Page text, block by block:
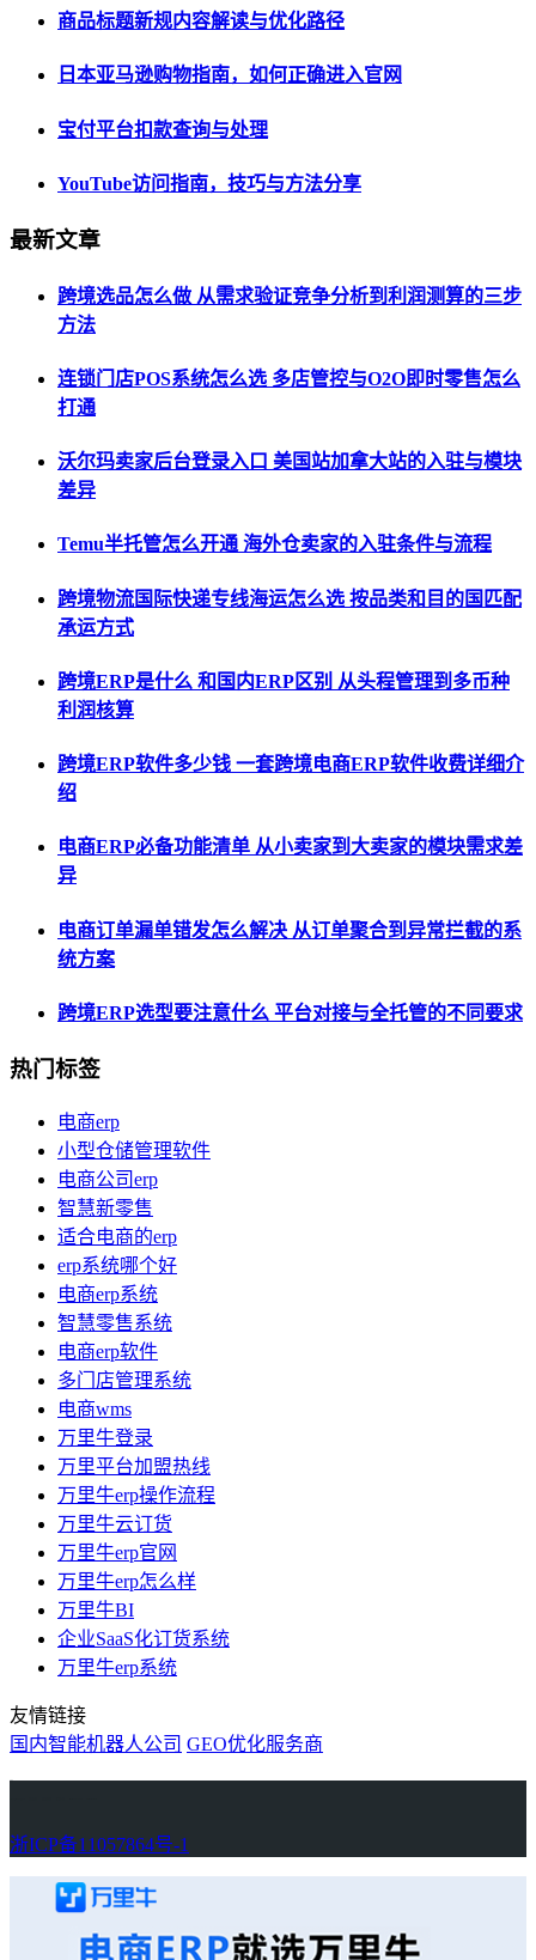
商品标题新规内容解读与优化路径
日本亚马逊购物指南，如何正确进入官网
宝付平台扣款查询与处理
YouTube访问指南，技巧与方法分享
最新文章
跨境选品怎么做 从需求验证竞争分析到利润测算的三步
方法
连锁门店POS系统怎么选 多店管控与O2O即时零售怎么
打通
沃尔玛卖家后台登录入口 美国站加拿大站的入驻与模块
差异
Temu半托管怎么开通 海外仓卖家的入驻条件与流程
跨境物流国际快递专线海运怎么选 按品类和目的国匹配
承运方式
跨境ERP是什么 和国内ERP区别 从头程管理到多币种
利润核算
跨境ERP软件多少钱 一套跨境电商ERP软件收费详细介
绍
电商ERP必备功能清单 从小卖家到大卖家的模块需求差
异
电商订单漏单错发怎么解决 从订单聚合到异常拦截的系
统方案
跨境ERP选型要注意什么 平台对接与全托管的不同要求
热门标签
电商erp
小型仓储管理软件
电商公司erp
智慧新零售
适合电商的erp
erp系统哪个好
电商erp系统
智慧零售系统
电商erp软件
多门店管理系统
电商wms
万里牛登录
万里平台加盟热线
万里牛erp操作流程
万里牛云订货
万里牛erp官网
万里牛erp怎么样
万里牛BI
企业SaaS化订货系统
万里牛erp系统
友情链接
国内智能机器人公司 GEO优化服务商
浙ICP备11057864号-1